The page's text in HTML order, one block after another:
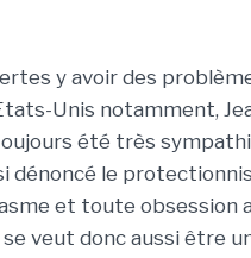
y avoir des
Unis notamment,
été très
dénoncé le
et toute obsession
veut donc aussi être